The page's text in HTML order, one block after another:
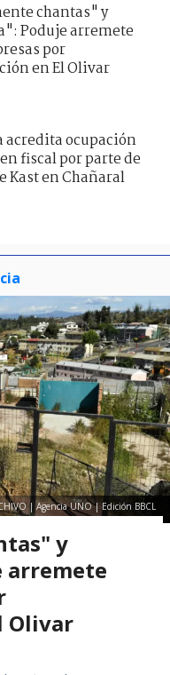
chantas" y
Poduje arremete
por
en El Olivar
acredita ocupación
fiscal por parte de
Kast en Chañaral
| Agencia UNO | Edición BBCL
y
arremete
Olivar